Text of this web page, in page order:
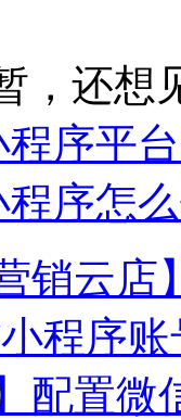
，还想
序平
序怎
销云店
程序
配置微